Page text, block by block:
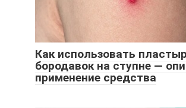
Как использовать
бородавок на ступне —
применение средства